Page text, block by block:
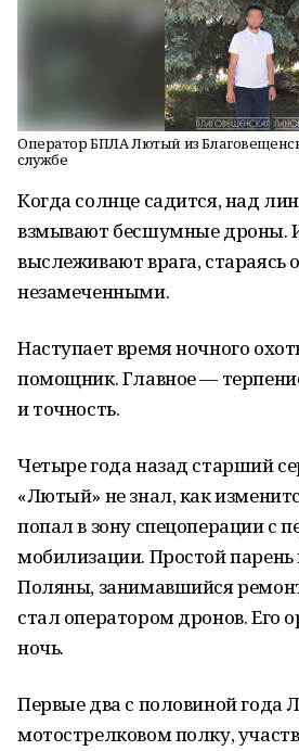
Оператор БПЛА Лютый из
службе
Когда солнце садится, над
взмывают бесшумные дроны.
выслеживают врага, стараясь
незамеченными.
Наступает время ночного
помощник. Главное —
и точность.
Четыре года назад старший
«Лютый» не знал, как
попал в зону спецоперации с
мобилизации. Простой парень
Поляны, занимавшийся
стал оператором дронов. Его
ночь.
Первые два с половиной года
мотострелковом полку,